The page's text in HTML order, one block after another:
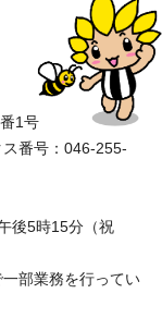
1号
番号：046-255-
後5時15分（祝
部業務を行ってい